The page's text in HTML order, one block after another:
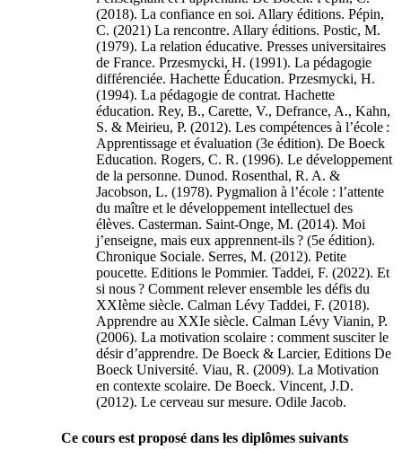
(2018). La confiance en soi. Allary éditions. Pépin,
C. (2021) La rencontre. Allary éditions. Postic, M.
(1979). La relation éducative. Presses universitaires
de France. Przesmycki, H. (1991). La pédagogie
différenciée. Hachette Éducation. Przesmycki, H.
(1994). La pédagogie de contrat. Hachette
éducation. Rey, B., Carette, V., Defrance, A., Kahn,
S. & Meirieu, P. (2012). Les compétences à l’école :
Apprentissage et évaluation (3e édition). De Boeck
Education. Rogers, C. R. (1996). Le développement
de la personne. Dunod. Rosenthal, R. A. &
Jacobson, L. (1978). Pygmalion à l’école : l’attente
du maître et le développement intellectuel des
élèves. Casterman. Saint-Onge, M. (2014). Moi
j’enseigne, mais eux apprennent-ils ? (5e édition).
Chronique Sociale. Serres, M. (2012). Petite
poucette. Editions le Pommier. Taddei, F. (2022). Et
si nous ? Comment relever ensemble les défis du
XXIème siècle. Calman Lévy Taddei, F. (2018).
Apprendre au XXIe siècle. Calman Lévy Vianin, P.
(2006). La motivation scolaire : comment susciter le
désir d’apprendre. De Boeck & Larcier, Editions De
Boeck Université. Viau, R. (2009). La Motivation
en contexte scolaire. De Boeck. Vincent, J.D.
(2012). Le cerveau sur mesure. Odile Jacob.
Ce cours est proposé dans les diplômes suivants